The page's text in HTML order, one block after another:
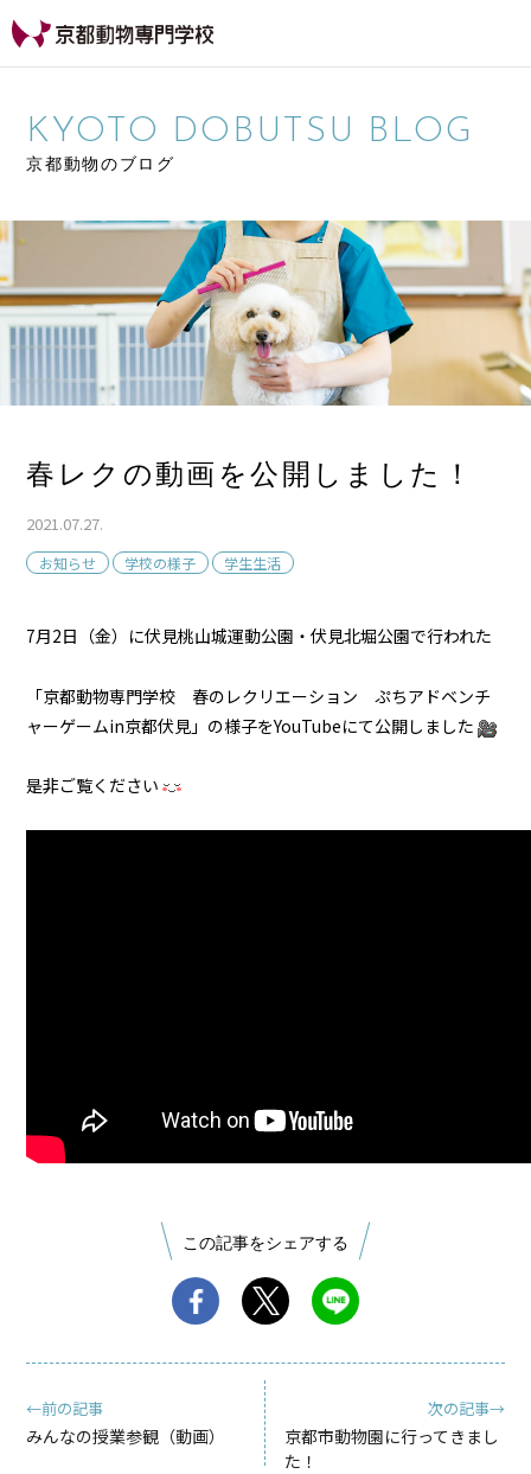
門学校
KYOTO DOBUTSU BLOG
京都動物のブログ
春レクの動画を公開しました！
2021.07.27.
お知らせ 学校の様子 学生生活
7月2日（金）に伏見桃山城運動公園・伏見北堀公園で行われた
「京都動物専門学校 春のレクリエーション ぷちアドベンチ
ャーゲームin京都伏見」の様子をYouTubeにて公開しました
是非ご覧ください
この記事をシェアする
←前の記事
みんなの授業参観（動画）
次の記事→
京都市動物園に行ってきまし
た！